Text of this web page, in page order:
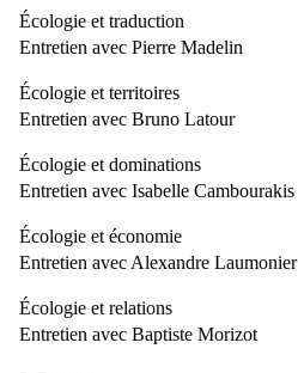
Écologie et traduction
Entretien avec Pierre Madelin
Écologie et territoires
Entretien avec Bruno Latour
Écologie et dominations
Entretien avec Isabelle Cambourakis
Écologie et économie
Entretien avec Alexandre Laumonier
Écologie et relations
Entretien avec Baptiste Morizot